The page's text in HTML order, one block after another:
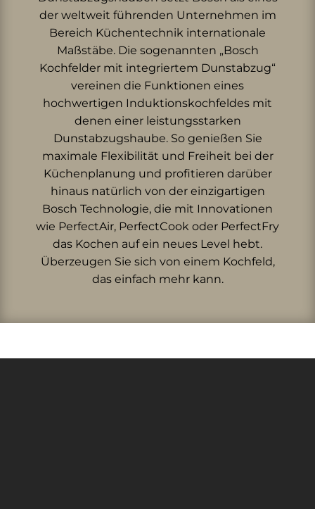
der weltweit führenden Unternehmen im
Bereich Küchentechnik internationale
Maßstäbe. Die sogenannten „Bosch
Kochfelder mit integriertem Dunstabzug“
vereinen die Funktionen eines
hochwertigen Induktionskochfeldes mit
denen einer leistungsstarken
Dunstabzugshaube. So genießen Sie
maximale Flexibilität und Freiheit bei der
Küchenplanung und profitieren darüber
hinaus natürlich von der einzigartigen
Bosch Technologie, die mit Innovationen
wie PerfectAir, PerfectCook oder PerfectFry
das Kochen auf ein neues Level hebt.
Überzeugen Sie sich von einem Kochfeld,
das einfach mehr kann.